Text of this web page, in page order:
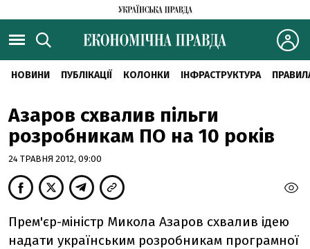
НОВИНИ ПУБЛІКАЦІЇ КОЛОНКИ ІНФРАСТРУКТУРА
Азаров схвалив пільги
розробникам ПО на 10 років
24 ТРАВНЯ 2012, 09:00
Прем'єр-міністр Микола Азаров схвалив ідею
надати українським розробникам програмної